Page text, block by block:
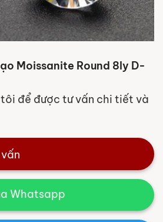
Moissanite Round 8ly D-
để được tư vấn chi tiết và
Whatsapp